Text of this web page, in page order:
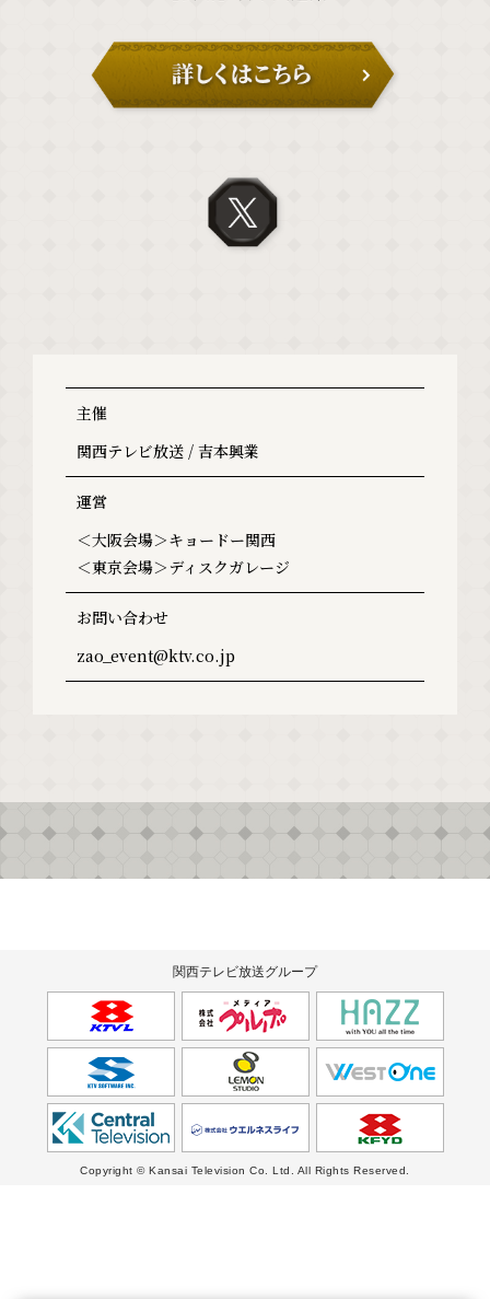
主催
関西テレビ放送 / 吉本興業
運営
＜大阪会場＞キョードー関西
＜東京会場＞ディスクガレージ
お問い合わせ
zao_event@ktv.co.jp
関西テレビ放送グループ
Copyright © Kansai Television Co. Ltd. All Rights Reserved.